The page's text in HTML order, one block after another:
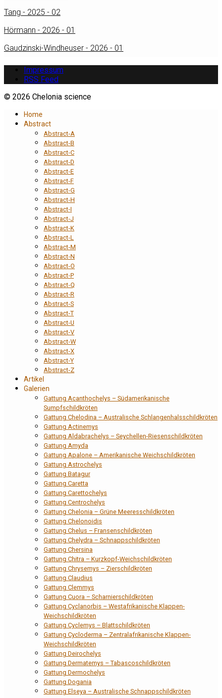
Tang - 2025 - 02
Hörmann - 2026 - 01
Gaudzinski-Windheuser - 2026 - 01
Impressum
RSS Feed
© 2026 Chelonia science
Home
Abstract
Abstract-A
Abstract-B
Abstract-C
Abstract-D
Abstract-E
Abstract-F
Abstract-G
Abstract-H
Abstract-I
Abstract-J
Abstract-K
Abstract-L
Abstract-M
Abstract-N
Abstract-O
Abstract-P
Abstract-Q
Abstract-R
Abstract-S
Abstract-T
Abstract-U
Abstract-V
Abstract-W
Abstract-X
Abstract-Y
Abstract-Z
Artikel
Galerien
Gattung Acanthochelys – Südamerikanische
Sumpfschildkröten
Gattung Chelodina – Australische Schlangenhalsschildkröten
Gattung Actinemys
Gattung Aldabrachelys – Seychellen-Riesenschildkröten
Gattung Amyda
Gattung Apalone – Amerikanische Weichschildkröten
Gattung Astrochelys
Gattung Batagur
Gattung Caretta
Gattung Carettochelys
Gattung Centrochelys
Gattung Chelonia – Grüne Meeresschildkröten
Gattung Chelonoidis
Gattung Chelus – Fransenschildkröten
Gattung Chelydra – Schnappschildkröten
Gattung Chersina
Gattung Chitra – Kurzkopf-Weichschildkröten
Gattung Chrysemys – Zierschildkröten
Gattung Claudius
Gattung Clemmys
Gattung Cuora – Scharnierschildkröten
Gattung Cyclanorbis – Westafrikanische Klappen-
Weichschildkröten
Gattung Cyclemys – Blattschildkröten
Gattung Cycloderma – Zentralafrikanische Klappen-
Weichschildkröten
Gattung Deirochelys
Gattung Dermatemys – Tabascoschildkröten
Gattung Dermochelys
Gattung Dogania
Gattung Elseya – Australische Schnappschildkröten